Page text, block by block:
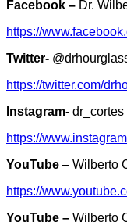
Facebook – Dr.
https://
Twitter-
https://twitter.com/
Instagram- dr_cortes
https://
YouTube – Wilberto
https://
YouTube – Wilberto